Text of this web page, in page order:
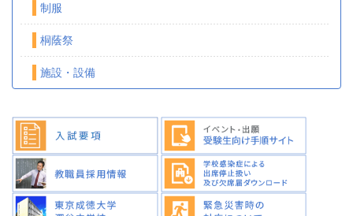
制服
桐蔭祭
施設・設備